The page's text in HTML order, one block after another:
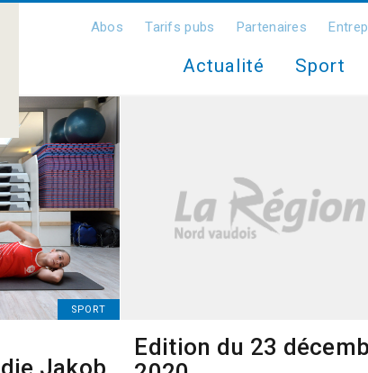
Abos Tarifs pubs Partenaires
Actualité Sport
SPORT
Jakob
Edition du 23